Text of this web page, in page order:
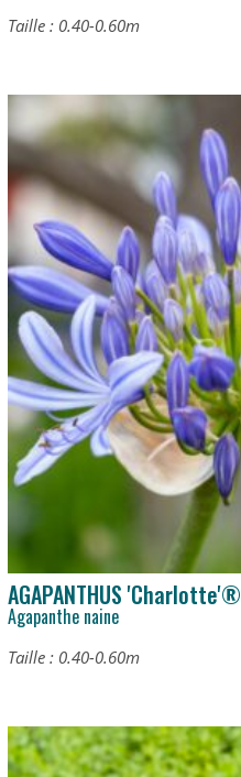
Taille : 0.40-0.60m
AGAPANTHUS 'Charlotte'®
Agapanthe naine
Taille : 0.40-0.60m